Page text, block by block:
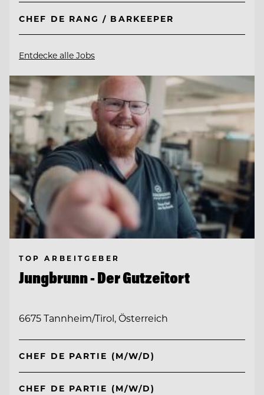
CHEF DE RANG / BARKEEPER
Entdecke alle Jobs
TOP ARBEITGEBER
Jungbrunn - Der Gutzeitort
6675 Tannheim/Tirol, Österreich
CHEF DE PARTIE (M/W/D)
CHEF DE PARTIE (M/W/D)